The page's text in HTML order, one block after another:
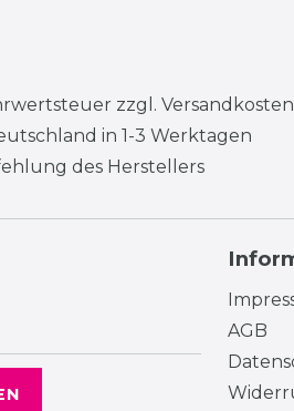
zzgl. Versandkosten
in 1-3 Werktagen
des Herstellers
AGB